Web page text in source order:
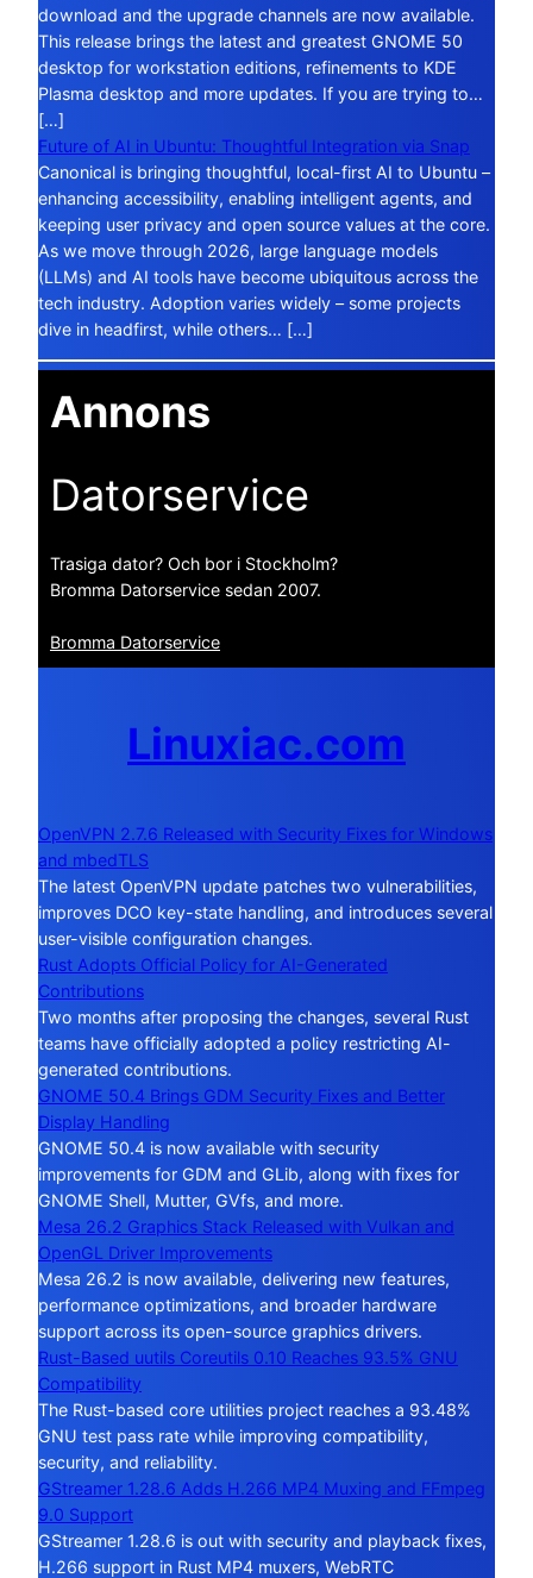
download and the upgrade channels are now available.
This release brings the latest and greatest GNOME 50
desktop for workstation editions, refinements to KDE
Plasma desktop and more updates. If you are trying to…
[…]
Future of AI in Ubuntu: Thoughtful Integration via Snap
Canonical is bringing thoughtful, local-first AI to Ubuntu –
enhancing accessibility, enabling intelligent agents, and
keeping user privacy and open source values at the core.
As we move through 2026, large language models
(LLMs) and AI tools have become ubiquitous across the
tech industry. Adoption varies widely – some projects
dive in headfirst, while others… […]
Annons
Datorservice
Trasiga dator? Och bor i Stockholm?
Bromma Datorservice sedan 2007.
Bromma Datorservice
Linuxiac.com
OpenVPN 2.7.6 Released with Security Fixes for Windows
and mbedTLS
The latest OpenVPN update patches two vulnerabilities,
improves DCO key-state handling, and introduces several
user-visible configuration changes.
Rust Adopts Official Policy for AI-Generated
Contributions
Two months after proposing the changes, several Rust
teams have officially adopted a policy restricting AI-
generated contributions.
GNOME 50.4 Brings GDM Security Fixes and Better
Display Handling
GNOME 50.4 is now available with security
improvements for GDM and GLib, along with fixes for
GNOME Shell, Mutter, GVfs, and more.
Mesa 26.2 Graphics Stack Released with Vulkan and
OpenGL Driver Improvements
Mesa 26.2 is now available, delivering new features,
performance optimizations, and broader hardware
support across its open-source graphics drivers.
Rust-Based uutils Coreutils 0.10 Reaches 93.5% GNU
Compatibility
The Rust-based core utilities project reaches a 93.48%
GNU test pass rate while improving compatibility,
security, and reliability.
GStreamer 1.28.6 Adds H.266 MP4 Muxing and FFmpeg
9.0 Support
GStreamer 1.28.6 is out with security and playback fixes,
H.266 support in Rust MP4 muxers, WebRTC